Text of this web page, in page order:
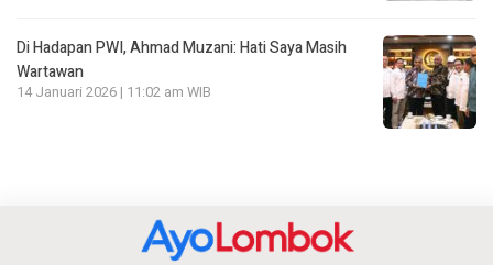
Di Hadapan PWI, Ahmad Muzani: Hati Saya Masih
Wartawan
14 Januari 2026 | 11:02 am WIB